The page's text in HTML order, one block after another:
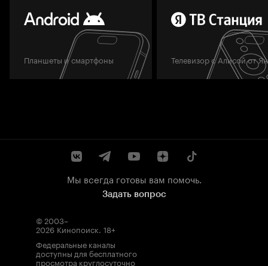
Планшеты и смартфоны Телевизор с Алисой от
Мы всегда готовы вам помочь.
Задать вопрос
© 2003–
2026 Кинопоиск. 18+
Федеральные каналы
доступны для бесплатного
просмотра круглосуточно